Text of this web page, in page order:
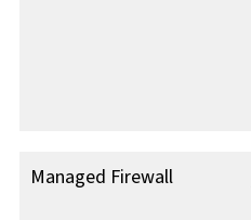
Managed Firewall